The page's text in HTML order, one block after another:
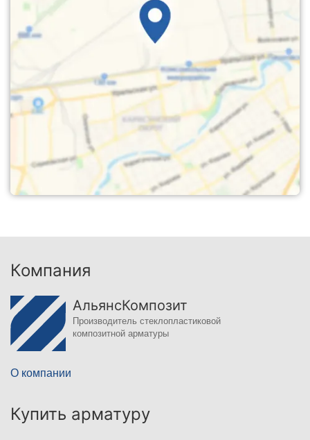
Компания
АльянсКомпозит
Производитель стеклопластиковой
композитной арматуры
О компании
Купить арматуру